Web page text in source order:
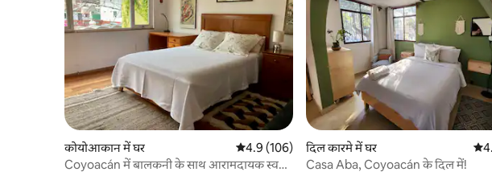
कोयोआकान में घर औसत रेटिंग 5 में से 4.9, 106 समीक्षाएँ
4.9 (106)
Coyoacán में बालकनी के साथ आरामदायक स्वतंत्र
दिल कारमे में घर
Casa Aba, Coyoacán के दिल में!